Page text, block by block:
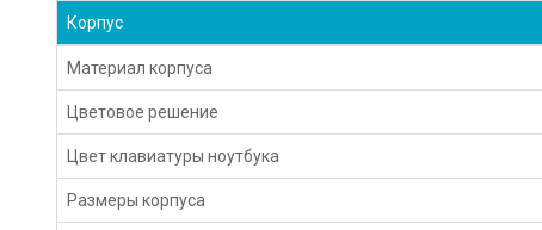
Корпус
Материал корпуса
Цветовое решение
Цвет клавиатуры ноутбука
Размеры корпуса